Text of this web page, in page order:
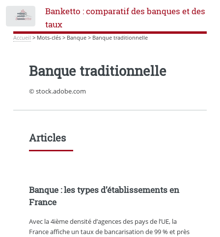
Banketto : comparatif des banques et des
taux
Accueil > Mots-clés> Banque> Banque traditionnelle
Banque traditionnelle
© stock.adobe.com
Articles
Banque : les types d’établissements en
France
Avec la 4ième densité d’agences des pays de l’UE, la
France affiche un taux de bancarisation de 99 % et près